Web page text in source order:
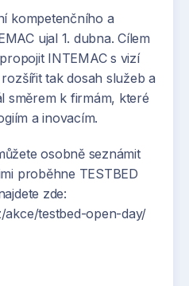
se proto podílelo na
polovodičového
dobu stane i jeho
Česká republika
své pozice v
kompetenčního a
ujal 1. dubna. Cílem
INTEMAC s vizí
tak dosah služeb a
směrem k firmám, které
a inovacím.
osobně seznámit
proběhne TESTBED
zde:
akce/testbed-open-day/